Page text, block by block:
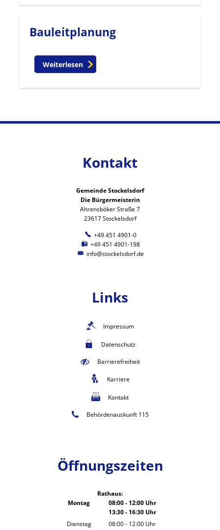
Bauleitplanung
Weiterlesen
Kontakt
Gemeinde Stockelsdorf
Die Bürgermeisterin
Ahrensböker Straße 7
23617 Stockelsdorf
+49 451 4901-0
+49 451 4901-198
info@stockelsdorf.de
Links
Impressum
Datenschutz
Barrierefreiheit
Karriere
Kontakt
Behördenauskunft 115
Öffnungszeiten
Rathaus:
Montag
08:00- 12:00Uhr
Von 08:00 bis 12:00 Uhr
13:30- 16:30Uhr
Von 13:30 bis 16:30 Uhr
Dienstag 08:00- 12:00 Uhr